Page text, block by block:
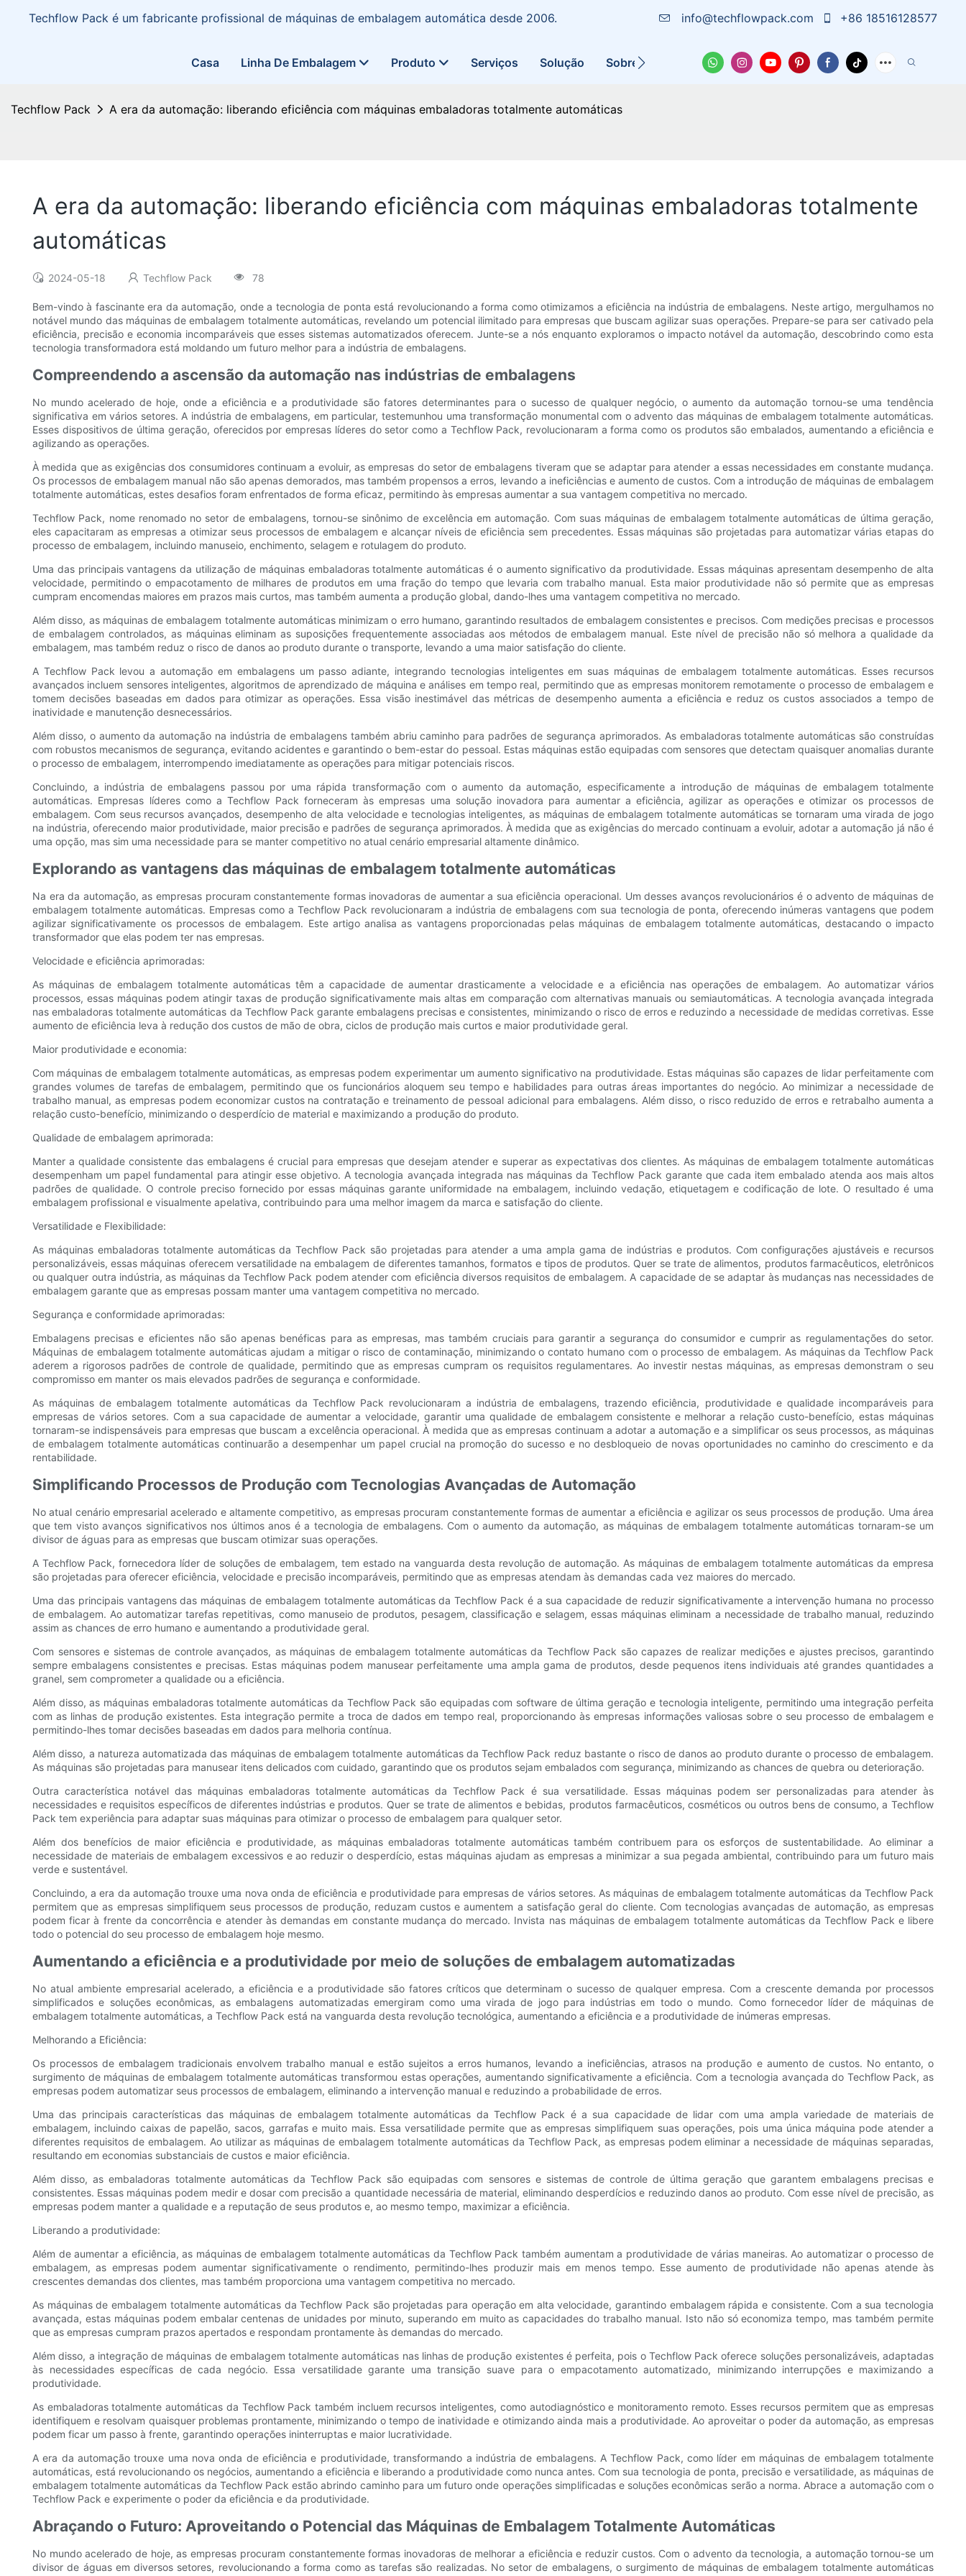
Techflow Pack é um fabricante profissional de máquinas de embalagem automática desde 2006. info@techflowpack.com +86 18516128577
Casa Linha De Embalagem Produto Serviços Solução Sobre Nós Capa Notícias Entre Em Contato Conosco
Techflow Pack A era da automação: liberando eficiência com máquinas embaladoras totalmente automáticas
A era da automação: liberando eficiência com máquinas embaladoras totalmente
automáticas
2024-05-18 Techflow Pack 78
Bem-vindo à fascinante era da automação, onde a tecnologia de ponta está revolucionando a forma como otimizamos a eficiência na indústria de embalagens. Neste artigo, mergulhamos no
notável mundo das máquinas de embalagem totalmente automáticas, revelando um potencial ilimitado para empresas que buscam agilizar suas operações. Prepare-se para ser cativado pela
eficiência, precisão e economia incomparáveis ​​que esses sistemas automatizados oferecem. Junte-se a nós enquanto exploramos o impacto notável da automação, descobrindo como esta
tecnologia transformadora está moldando um futuro melhor para a indústria de embalagens.
Compreendendo a ascensão da automação nas indústrias de embalagens
No mundo acelerado de hoje, onde a eficiência e a produtividade são fatores determinantes para o sucesso de qualquer negócio, o aumento da automação tornou-se uma tendência
significativa em vários setores. A indústria de embalagens, em particular, testemunhou uma transformação monumental com o advento das máquinas de embalagem totalmente automáticas.
Esses dispositivos de última geração, oferecidos por empresas líderes do setor como a Techflow Pack, revolucionaram a forma como os produtos são embalados, aumentando a eficiência e
agilizando as operações.
À medida que as exigências dos consumidores continuam a evoluir, as empresas do setor de embalagens tiveram que se adaptar para atender a essas necessidades em constante mudança.
Os processos de embalagem manual não são apenas demorados, mas também propensos a erros, levando a ineficiências e aumento de custos. Com a introdução de máquinas de embalagem
totalmente automáticas, estes desafios foram enfrentados de forma eficaz, permitindo às empresas aumentar a sua vantagem competitiva no mercado.
Techflow Pack, nome renomado no setor de embalagens, tornou-se sinônimo de excelência em automação. Com suas máquinas de embalagem totalmente automáticas de última geração,
eles capacitaram as empresas a otimizar seus processos de embalagem e alcançar níveis de eficiência sem precedentes. Essas máquinas são projetadas para automatizar várias etapas do
processo de embalagem, incluindo manuseio, enchimento, selagem e rotulagem do produto.
Uma das principais vantagens da utilização de máquinas embaladoras totalmente automáticas é o aumento significativo da produtividade. Essas máquinas apresentam desempenho de alta
velocidade, permitindo o empacotamento de milhares de produtos em uma fração do tempo que levaria com trabalho manual. Esta maior produtividade não só permite que as empresas
cumpram encomendas maiores em prazos mais curtos, mas também aumenta a produção global, dando-lhes uma vantagem competitiva no mercado.
Além disso, as máquinas de embalagem totalmente automáticas minimizam o erro humano, garantindo resultados de embalagem consistentes e precisos. Com medições precisas e processos
de embalagem controlados, as máquinas eliminam as suposições frequentemente associadas aos métodos de embalagem manual. Este nível de precisão não só melhora a qualidade da
embalagem, mas também reduz o risco de danos ao produto durante o transporte, levando a uma maior satisfação do cliente.
A Techflow Pack levou a automação em embalagens um passo adiante, integrando tecnologias inteligentes em suas máquinas de embalagem totalmente automáticas. Esses recursos
avançados incluem sensores inteligentes, algoritmos de aprendizado de máquina e análises em tempo real, permitindo que as empresas monitorem remotamente o processo de embalagem e
tomem decisões baseadas em dados para otimizar as operações. Essa visão inestimável das métricas de desempenho aumenta a eficiência e reduz os custos associados a tempo de
inatividade e manutenção desnecessários.
Além disso, o aumento da automação na indústria de embalagens também abriu caminho para padrões de segurança aprimorados. As embaladoras totalmente automáticas são construídas
com robustos mecanismos de segurança, evitando acidentes e garantindo o bem-estar do pessoal. Estas máquinas estão equipadas com sensores que detectam quaisquer anomalias durante
o processo de embalagem, interrompendo imediatamente as operações para mitigar potenciais riscos.
Concluindo, a indústria de embalagens passou por uma rápida transformação com o aumento da automação, especificamente a introdução de máquinas de embalagem totalmente
automáticas. Empresas líderes como a Techflow Pack forneceram às empresas uma solução inovadora para aumentar a eficiência, agilizar as operações e otimizar os processos de
embalagem. Com seus recursos avançados, desempenho de alta velocidade e tecnologias inteligentes, as máquinas de embalagem totalmente automáticas se tornaram uma virada de jogo
na indústria, oferecendo maior produtividade, maior precisão e padrões de segurança aprimorados. À medida que as exigências do mercado continuam a evoluir, adotar a automação já não é
uma opção, mas sim uma necessidade para se manter competitivo no atual cenário empresarial altamente dinâmico.
Explorando as vantagens das máquinas de embalagem totalmente automáticas
Na era da automação, as empresas procuram constantemente formas inovadoras de aumentar a sua eficiência operacional. Um desses avanços revolucionários é o advento de máquinas de
embalagem totalmente automáticas. Empresas como a Techflow Pack revolucionaram a indústria de embalagens com sua tecnologia de ponta, oferecendo inúmeras vantagens que podem
agilizar significativamente os processos de embalagem. Este artigo analisa as vantagens proporcionadas pelas máquinas de embalagem totalmente automáticas, destacando o impacto
transformador que elas podem ter nas empresas.
Velocidade e eficiência aprimoradas:
As máquinas de embalagem totalmente automáticas têm a capacidade de aumentar drasticamente a velocidade e a eficiência nas operações de embalagem. Ao automatizar vários
processos, essas máquinas podem atingir taxas de produção significativamente mais altas em comparação com alternativas manuais ou semiautomáticas. A tecnologia avançada integrada
nas embaladoras totalmente automáticas da Techflow Pack garante embalagens precisas e consistentes, minimizando o risco de erros e reduzindo a necessidade de medidas corretivas. Esse
aumento de eficiência leva à redução dos custos de mão de obra, ciclos de produção mais curtos e maior produtividade geral.
Maior produtividade e economia:
Com máquinas de embalagem totalmente automáticas, as empresas podem experimentar um aumento significativo na produtividade. Estas máquinas são capazes de lidar perfeitamente com
grandes volumes de tarefas de embalagem, permitindo que os funcionários aloquem seu tempo e habilidades para outras áreas importantes do negócio. Ao minimizar a necessidade de
trabalho manual, as empresas podem economizar custos na contratação e treinamento de pessoal adicional para embalagens. Além disso, o risco reduzido de erros e retrabalho aumenta a
relação custo-benefício, minimizando o desperdício de material e maximizando a produção do produto.
Qualidade de embalagem aprimorada:
Manter a qualidade consistente das embalagens é crucial para empresas que desejam atender e superar as expectativas dos clientes. As máquinas de embalagem totalmente automáticas
desempenham um papel fundamental para atingir esse objetivo. A tecnologia avançada integrada nas máquinas da Techflow Pack garante que cada item embalado atenda aos mais altos
padrões de qualidade. O controle preciso fornecido por essas máquinas garante uniformidade na embalagem, incluindo vedação, etiquetagem e codificação de lote. O resultado é uma
embalagem profissional e visualmente apelativa, contribuindo para uma melhor imagem da marca e satisfação do cliente.
Versatilidade e Flexibilidade:
As máquinas embaladoras totalmente automáticas da Techflow Pack são projetadas para atender a uma ampla gama de indústrias e produtos. Com configurações ajustáveis ​​e recursos
personalizáveis, essas máquinas oferecem versatilidade na embalagem de diferentes tamanhos, formatos e tipos de produtos. Quer se trate de alimentos, produtos farmacêuticos, eletrônicos
ou qualquer outra indústria, as máquinas da Techflow Pack podem atender com eficiência diversos requisitos de embalagem. A capacidade de se adaptar às mudanças nas necessidades de
embalagem garante que as empresas possam manter uma vantagem competitiva no mercado.
Segurança e conformidade aprimoradas:
Embalagens precisas e eficientes não são apenas benéficas para as empresas, mas também cruciais para garantir a segurança do consumidor e cumprir as regulamentações do setor.
Máquinas de embalagem totalmente automáticas ajudam a mitigar o risco de contaminação, minimizando o contato humano com o processo de embalagem. As máquinas da Techflow Pack
aderem a rigorosos padrões de controle de qualidade, permitindo que as empresas cumpram os requisitos regulamentares. Ao investir nestas máquinas, as empresas demonstram o seu
compromisso em manter os mais elevados padrões de segurança e conformidade.
As máquinas de embalagem totalmente automáticas da Techflow Pack revolucionaram a indústria de embalagens, trazendo eficiência, produtividade e qualidade incomparáveis ​​para
empresas de vários setores. Com a sua capacidade de aumentar a velocidade, garantir uma qualidade de embalagem consistente e melhorar a relação custo-benefício, estas máquinas
tornaram-se indispensáveis ​​para empresas que buscam a excelência operacional. À medida que as empresas continuam a adotar a automação e a simplificar os seus processos, as máquinas
de embalagem totalmente automáticas continuarão a desempenhar um papel crucial na promoção do sucesso e no desbloqueio de novas oportunidades no caminho do crescimento e da
rentabilidade.
Simplificando Processos de Produção com Tecnologias Avançadas de Automação
No atual cenário empresarial acelerado e altamente competitivo, as empresas procuram constantemente formas de aumentar a eficiência e agilizar os seus processos de produção. Uma área
que tem visto avanços significativos nos últimos anos é a tecnologia de embalagens. Com o aumento da automação, as máquinas de embalagem totalmente automáticas tornaram-se um
divisor de águas para as empresas que buscam otimizar suas operações.
A Techflow Pack, fornecedora líder de soluções de embalagem, tem estado na vanguarda desta revolução de automação. As máquinas de embalagem totalmente automáticas da empresa
são projetadas para oferecer eficiência, velocidade e precisão incomparáveis, permitindo que as empresas atendam às demandas cada vez maiores do mercado.
Uma das principais vantagens das máquinas de embalagem totalmente automáticas da Techflow Pack é a sua capacidade de reduzir significativamente a intervenção humana no processo
de embalagem. Ao automatizar tarefas repetitivas, como manuseio de produtos, pesagem, classificação e selagem, essas máquinas eliminam a necessidade de trabalho manual, reduzindo
assim as chances de erro humano e aumentando a produtividade geral.
Com sensores e sistemas de controle avançados, as máquinas de embalagem totalmente automáticas da Techflow Pack são capazes de realizar medições e ajustes precisos, garantindo
sempre embalagens consistentes e precisas. Estas máquinas podem manusear perfeitamente uma ampla gama de produtos, desde pequenos itens individuais até grandes quantidades a
granel, sem comprometer a qualidade ou a eficiência.
Além disso, as máquinas embaladoras totalmente automáticas da Techflow Pack são equipadas com software de última geração e tecnologia inteligente, permitindo uma integração perfeita
com as linhas de produção existentes. Esta integração permite a troca de dados em tempo real, proporcionando às empresas informações valiosas sobre o seu processo de embalagem e
permitindo-lhes tomar decisões baseadas em dados para melhoria contínua.
Além disso, a natureza automatizada das máquinas de embalagem totalmente automáticas da Techflow Pack reduz bastante o risco de danos ao produto durante o processo de embalagem.
As máquinas são projetadas para manusear itens delicados com cuidado, garantindo que os produtos sejam embalados com segurança, minimizando as chances de quebra ou deterioração.
Outra característica notável das máquinas embaladoras totalmente automáticas da Techflow Pack é sua versatilidade. Essas máquinas podem ser personalizadas para atender às
necessidades e requisitos específicos de diferentes indústrias e produtos. Quer se trate de alimentos e bebidas, produtos farmacêuticos, cosméticos ou outros bens de consumo, a Techflow
Pack tem experiência para adaptar suas máquinas para otimizar o processo de embalagem para qualquer setor.
Além dos benefícios de maior eficiência e produtividade, as máquinas embaladoras totalmente automáticas também contribuem para os esforços de sustentabilidade. Ao eliminar a
necessidade de materiais de embalagem excessivos e ao reduzir o desperdício, estas máquinas ajudam as empresas a minimizar a sua pegada ambiental, contribuindo para um futuro mais
verde e sustentável.
Concluindo, a era da automação trouxe uma nova onda de eficiência e produtividade para empresas de vários setores. As máquinas de embalagem totalmente automáticas da Techflow Pack
permitem que as empresas simplifiquem seus processos de produção, reduzam custos e aumentem a satisfação geral do cliente. Com tecnologias avançadas de automação, as empresas
podem ficar à frente da concorrência e atender às demandas em constante mudança do mercado. Invista nas máquinas de embalagem totalmente automáticas da Techflow Pack e libere
todo o potencial do seu processo de embalagem hoje mesmo.
Aumentando a eficiência e a produtividade por meio de soluções de embalagem automatizadas
No atual ambiente empresarial acelerado, a eficiência e a produtividade são fatores críticos que determinam o sucesso de qualquer empresa. Com a crescente demanda por processos
simplificados e soluções econômicas, as embalagens automatizadas emergiram como uma virada de jogo para indústrias em todo o mundo. Como fornecedor líder de máquinas de
embalagem totalmente automáticas, a Techflow Pack está na vanguarda desta revolução tecnológica, aumentando a eficiência e a produtividade de inúmeras empresas.
Melhorando a Eficiência:
Os processos de embalagem tradicionais envolvem trabalho manual e estão sujeitos a erros humanos, levando a ineficiências, atrasos na produção e aumento de custos. No entanto, o
surgimento de máquinas de embalagem totalmente automáticas transformou estas operações, aumentando significativamente a eficiência. Com a tecnologia avançada do Techflow Pack, as
empresas podem automatizar seus processos de embalagem, eliminando a intervenção manual e reduzindo a probabilidade de erros.
Uma das principais características das máquinas de embalagem totalmente automáticas da Techflow Pack é a sua capacidade de lidar com uma ampla variedade de materiais de
embalagem, incluindo caixas de papelão, sacos, garrafas e muito mais. Essa versatilidade permite que as empresas simplifiquem suas operações, pois uma única máquina pode atender a
diferentes requisitos de embalagem. Ao utilizar as máquinas de embalagem totalmente automáticas da Techflow Pack, as empresas podem eliminar a necessidade de máquinas separadas,
resultando em economias substanciais de custos e maior eficiência.
Além disso, as embaladoras totalmente automáticas da Techflow Pack são equipadas com sensores e sistemas de controle de última geração que garantem embalagens precisas e
consistentes. Essas máquinas podem medir e dosar com precisão a quantidade necessária de material, eliminando desperdícios e reduzindo danos ao produto. Com esse nível de precisão, as
empresas podem manter a qualidade e a reputação de seus produtos e, ao mesmo tempo, maximizar a eficiência.
Liberando a produtividade:
Além de aumentar a eficiência, as máquinas de embalagem totalmente automáticas da Techflow Pack também aumentam a produtividade de várias maneiras. Ao automatizar o processo de
embalagem, as empresas podem aumentar significativamente o rendimento, permitindo-lhes produzir mais em menos tempo. Esse aumento de produtividade não apenas atende às
crescentes demandas dos clientes, mas também proporciona uma vantagem competitiva no mercado.
As máquinas de embalagem totalmente automáticas da Techflow Pack são projetadas para operação em alta velocidade, garantindo embalagem rápida e consistente. Com a sua tecnologia
avançada, estas máquinas podem embalar centenas de unidades por minuto, superando em muito as capacidades do trabalho manual. Isto não só economiza tempo, mas também permite
que as empresas cumpram prazos apertados e respondam prontamente às demandas do mercado.
Além disso, a integração de máquinas de embalagem totalmente automáticas nas linhas de produção existentes é perfeita, pois o Techflow Pack oferece soluções personalizáveis, adaptadas
às necessidades específicas de cada negócio. Essa versatilidade garante uma transição suave para o empacotamento automatizado, minimizando interrupções e maximizando a
produtividade.
As embaladoras totalmente automáticas da Techflow Pack também incluem recursos inteligentes, como autodiagnóstico e monitoramento remoto. Esses recursos permitem que as empresas
identifiquem e resolvam quaisquer problemas prontamente, minimizando o tempo de inatividade e otimizando ainda mais a produtividade. Ao aproveitar o poder da automação, as empresas
podem ficar um passo à frente, garantindo operações ininterruptas e maior lucratividade.
A era da automação trouxe uma nova onda de eficiência e produtividade, transformando a indústria de embalagens. A Techflow Pack, como líder em máquinas de embalagem totalmente
automáticas, está revolucionando os negócios, aumentando a eficiência e liberando a produtividade como nunca antes. Com sua tecnologia de ponta, precisão e versatilidade, as máquinas de
embalagem totalmente automáticas da Techflow Pack estão abrindo caminho para um futuro onde operações simplificadas e soluções econômicas serão a norma. Abrace a automação com o
Techflow Pack e experimente o poder da eficiência e da produtividade.
Abraçando o Futuro: Aproveitando o Potencial das Máquinas de Embalagem Totalmente Automáticas
No mundo acelerado de hoje, as empresas procuram constantemente formas inovadoras de melhorar a eficiência e reduzir custos. Com o advento da tecnologia, a automação tornou-se um
divisor de águas em diversos setores, revolucionando a forma como as tarefas são realizadas. No setor de embalagens, o surgimento de máquinas de embalagem totalmente automáticas